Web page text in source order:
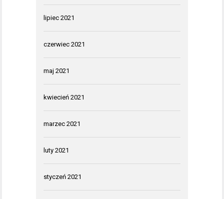
lipiec 2021
czerwiec 2021
maj 2021
kwiecień 2021
marzec 2021
luty 2021
styczeń 2021